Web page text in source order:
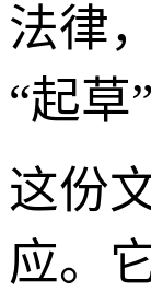
法律
“起草
这份
应。